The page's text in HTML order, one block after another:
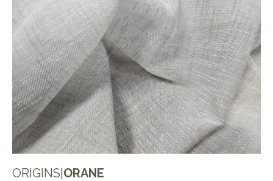
ORIGINS ORANE